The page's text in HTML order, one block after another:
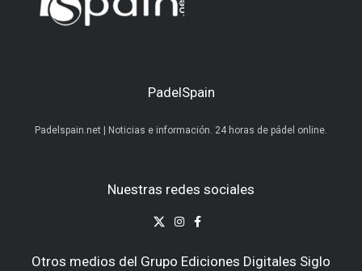
PadelSpain
Padelspain.net | Noticias e información. 24 horas de pádel online.
Nuestras redes sociales
Otros medios del Grupo Ediciones Digitales Siglo